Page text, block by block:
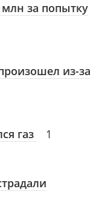
за попытку
из-за
газ 1